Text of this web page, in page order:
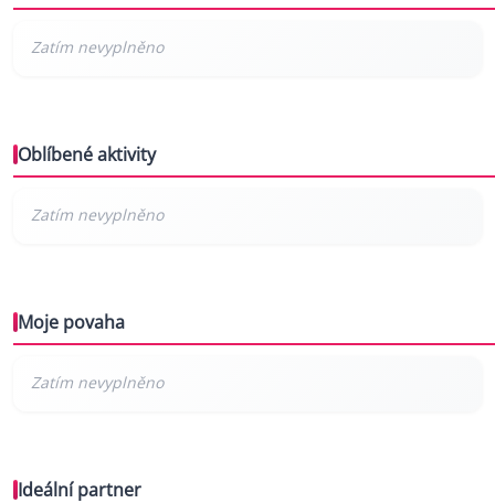
Oblíbené aktivity
Moje povaha
Ideální partner